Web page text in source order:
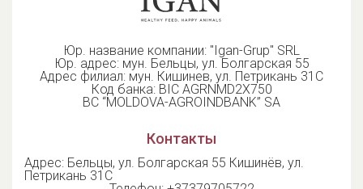
Юр. название компании: "Igan-Grup" SRL
Юр. адрес: мун. Бельцы, ул. Болгарская 55
Адрес филиал: мун. Кишинев, ул. Петрикань 31С
Код банка: BIC AGRNMD2X750
BC “MOLDOVA-AGROINDBANK” SA
Контакты
Адрес: Бельцы, ул. Болгарская 55 Кишинёв, ул.
Петрикань 31С